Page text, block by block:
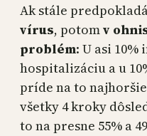
Ak stále
vírus, potomv
problém: U asi
hospitalizáciu a u
príde na to
všetky 4 kroky
to na presne 55% a